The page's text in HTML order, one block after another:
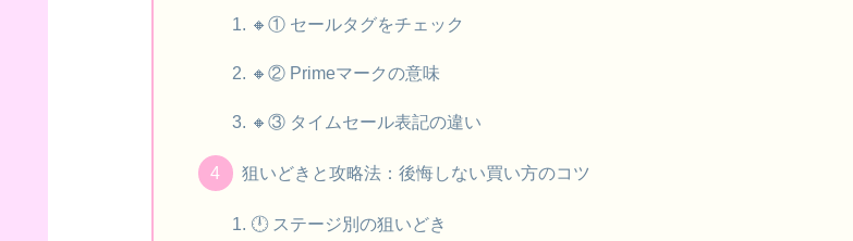
🔸① セールタグをチェック
🔸② Primeマークの意味
🔸③ タイムセール表記の違い
狙いどきと攻略法：後悔しない買い方のコツ
🕛 ステージ別の狙いどき